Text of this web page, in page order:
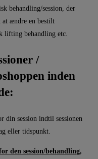
behandling/session, der
at ændre en bestilt
lifting behandling etc.
/
inden
din session indtil sessionen
eller tidspunkt.
den session/behandling,